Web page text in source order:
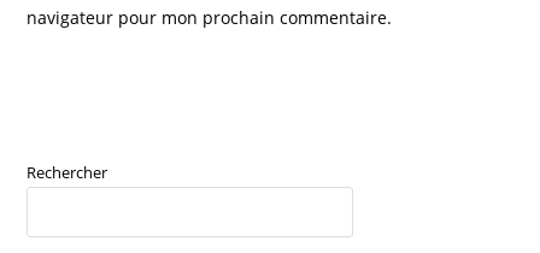
(facultatif)
navigateur pour mon prochain commentaire.
Rechercher